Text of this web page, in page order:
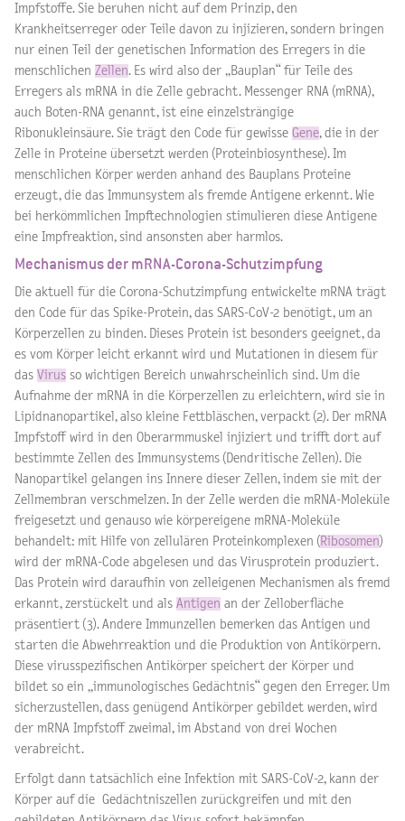
Impfstoffe. Sie beruhen nicht auf dem Prinzip, den
Krankheitserreger oder Teile davon zu injizieren, sondern bringen
nur einen Teil der genetischen Information des Erregers in die
menschlichen Zellen. Es wird also der „Bauplan“ für Teile des
Erregers als mRNA in die Zelle gebracht. Messenger RNA (mRNA),
auch Boten-RNA genannt, ist eine einzelsträngige
Ribonukleinsäure. Sie trägt den Code für gewisse Gene, die in der
Zelle in Proteine übersetzt werden (Proteinbiosynthese). Im
menschlichen Körper werden anhand des Bauplans Proteine
erzeugt, die das Immunsystem als fremde Antigene erkennt. Wie
bei herkömmlichen Impftechnologien stimulieren diese Antigene
eine Impfreaktion, sind ansonsten aber harmlos.
Mechanismus der mRNA-Corona-Schutzimpfung
Die aktuell für die Corona-Schutzimpfung entwickelte mRNA trägt
den Code für das Spike-Protein, das SARS-CoV-2 benötigt, um an
Körperzellen zu binden. Dieses Protein ist besonders geeignet, da
es vom Körper leicht erkannt wird und Mutationen in diesem für
das Virus so wichtigen Bereich unwahrscheinlich sind. Um die
Aufnahme der mRNA in die Körperzellen zu erleichtern, wird sie in
Lipidnanopartikel, also kleine Fettbläschen, verpackt (2). Der mRNA
Impfstoff wird in den Oberarmmuskel injiziert und trifft dort auf
bestimmte Zellen des Immunsystems (Dendritische Zellen). Die
Nanopartikel gelangen ins Innere dieser Zellen, indem sie mit der
Zellmembran verschmelzen. In der Zelle werden die mRNA-Moleküle
freigesetzt und genauso wie körpereigene mRNA-Moleküle
behandelt: mit Hilfe von zellulären Proteinkomplexen ( Ribosomen)
wird der mRNA-Code abgelesen und das Virusprotein produziert.
Das Protein wird daraufhin von zelleigenen Mechanismen als fremd
erkannt, zerstückelt und als Antigen an der Zelloberfläche
präsentiert (3). Andere Immunzellen bemerken das Antigen und
starten die Abwehrreaktion und die Produktion von Antikörpern.
Diese virusspezifischen Antikörper speichert der Körper und
bildet so ein „immunologisches Gedächtnis“ gegen den Erreger. Um
sicherzustellen, dass genügend Antikörper gebildet werden, wird
der mRNA Impfstoff zweimal, im Abstand von drei Wochen
verabreicht.
Erfolgt dann tatsächlich eine Infektion mit SARS-CoV-2, kann der
Körper auf die Gedächtniszellen zurückgreifen und mit den